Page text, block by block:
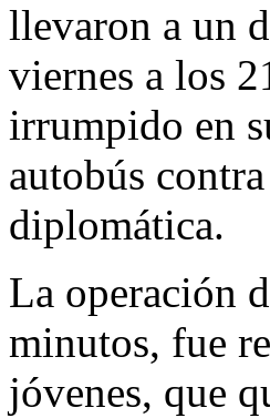
llevaron a un
viernes a los
irrumpido en
autobús
diplomática.
La operación
minutos, fue
jóvenes, que